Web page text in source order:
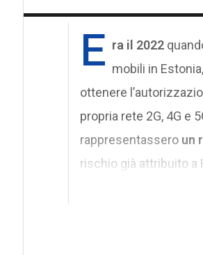
E ra il 2022
mobili in
ottenere
propria rete 2G, 4G e
rappresentassero un
rischio già attribuito a